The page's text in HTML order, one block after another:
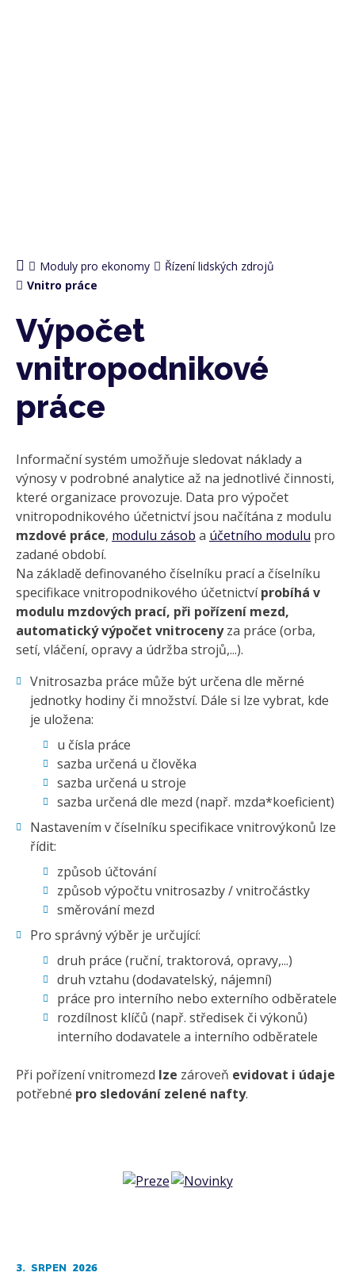
Moduly pro ekonomy
Řízení lidských zdrojů
Vnitro práce
Výpočet
vnitropodnikové
práce
Informační systém umožňuje sledovat náklady a
výnosy v podrobné analytice až na jednotlivé činnosti,
které organizace provozuje. Data pro výpočet
vnitropodnikového účetnictví jsou načítána z modulu
mzdové práce, modulu zásob a účetního modulu pro
zadané období.
Na základě definovaného číselníku prací a číselníku
specifikace vnitropodnikového účetnictvíprobíhá v
modulu mzdových prací, při pořízení mezd,
automatický výpočet vnitrocenyza práce (orba,
setí, vláčení, opravy a údržba strojů,...).
Vnitrosazba práce může být určena dle měrné
jednotky hodiny či množství. Dále si lze vybrat, kde
je uložena:
u čísla práce
sazba určená u člověka
sazba určená u stroje
sazba určená dle mezd (např. mzda*koeficient)
Nastavením v číselníku specifikace vnitrovýkonů lze
řídit:
způsob účtování
způsob výpočtu vnitrosazby / vnitročástky
směrování mezd
Pro správný výběr je určující:
druh práce (ruční, traktorová, opravy,...)
druh vztahu (dodavatelský, nájemní)
práce pro interního nebo externího odběratele
rozdílnost klíčů (např. středisek či výkonů)
interního dodavatele a interního odběratele
Při pořízení vnitromezd lze zároveň evidovat i údaje
potřebné pro sledování zelené nafty.
3. SRPEN 2026